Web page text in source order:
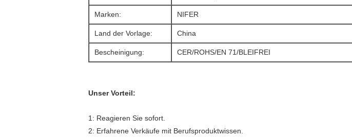
Marken: NIFER
Land der Vorlage: China
Bescheinigung: CER/ROHS/EN 71/BLEIFREI
Unser Vorteil:
1: Reagieren Sie sofort.
2: Erfahrene Verkäufe mit Berufsproduktwissen.